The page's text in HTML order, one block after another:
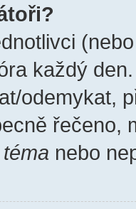
každý
odemykat,
řečeno,
nebo